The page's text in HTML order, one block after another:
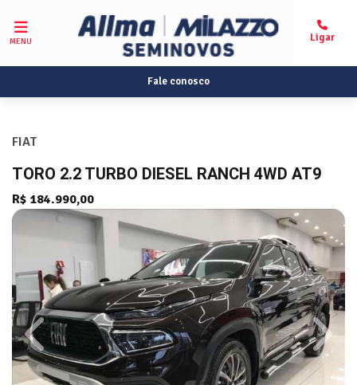
MENU
Fale conosco
FIAT
TORO 2.2 TURBO DIESEL RANCH 4WD AT9
R$ 184.990,00
Previous Next